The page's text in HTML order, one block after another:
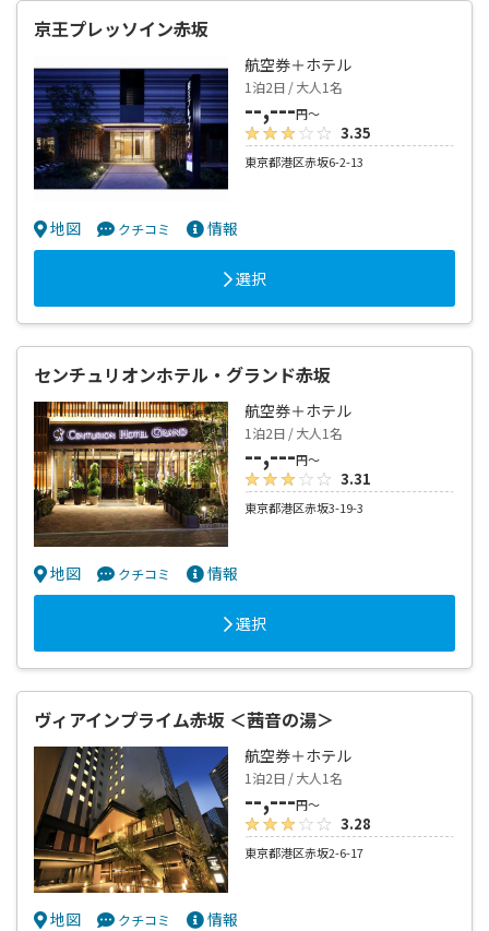
京王プレッソイン赤坂
航空券＋ホテル
1泊2日 / 大人1名
--,---円～
3.35
東京都港区赤坂6-2-13
地図 クチコミ 情報
選択
センチュリオンホテル・グランド赤坂
航空券＋ホテル
1泊2日 / 大人1名
--,---円～
3.31
東京都港区赤坂3-19-3
地図 クチコミ 情報
選択
ヴィアインプライム赤坂 ＜茜音の湯＞
航空券＋ホテル
1泊2日 / 大人1名
--,---円～
3.28
東京都港区赤坂2-6-17
地図 クチコミ 情報